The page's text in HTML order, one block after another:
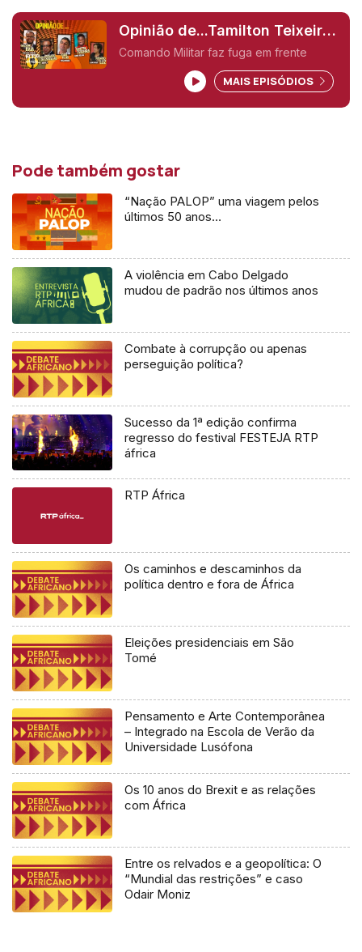
Opinião de...Tamilton Teixeira
(Guiné-Bissau),
Comando Militar faz fuga em frente
MAIS EPISÓDIOS
Pode também gostar
“Nação PALOP” uma viagem pelos
últimos 50 anos…
A violência em Cabo Delgado
mudou de padrão nos últimos anos
Combate à corrupção ou apenas
perseguição política?
Sucesso da 1ª edição confirma
regresso do festival FESTEJA RTP
áfrica
RTP África
Os caminhos e descaminhos da
política dentro e fora de África
Eleições presidenciais em São
Tomé
Pensamento e Arte Contemporânea
– Integrado na Escola de Verão da
Universidade Lusófona
Os 10 anos do Brexit e as relações
com África
Entre os relvados e a geopolítica: O
“Mundial das restrições” e caso
Odair Moniz